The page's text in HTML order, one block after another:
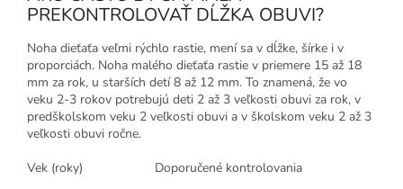
PREKONTROLOVAŤ DĹŽKA OBUVI?
Noha dieťaťa veľmi rýchlo rastie, mení sa v dĺžke, šírke i v
proporciách. Noha malého dieťaťa rastie v priemere 15 až 18
mm za rok, u starších detí 8 až 12 mm. To znamená, že vo
veku 2-3 rokov potrebujú deti 2 až 3 veľkosti obuvi za rok, v
predškolskom veku 2 veľkosti obuvi a v školskom veku 2 až 3
veľkosti obuvi ročne.
Vek (roky) Doporučené kontrolovania